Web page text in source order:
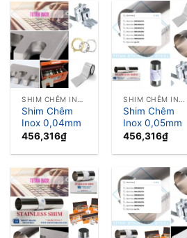
SHIM CHÊM INOX LÁ CĂN INOX
Shim Chêm
Inox 0,04mm
456,316₫
SHIM CHÊM INOX LÁ CĂN INOX
Shim Chêm
Inox 0,05mm
456,316₫